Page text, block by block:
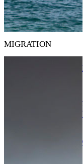
MIGRATION